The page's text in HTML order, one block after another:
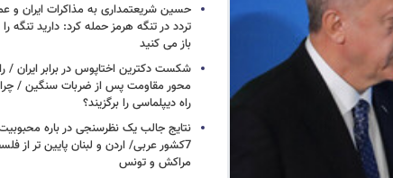
حسین شریعتمداری به مذاکرات ایران و
تردد در تنگه هرمز حمله کرد: دارید تنگه را
باز می کنید
شکست دکترین اختاپوس در برابر ایران /
محور مقاومت پس از ضربات سنگین / چرا
راه دیپلماسی را برگزیند؟
نتایج جالب یک نظرسنجی در باره محبوبیت
7کشور عربی/ اردن و لبنان پایین تر از
مراکش و تونس